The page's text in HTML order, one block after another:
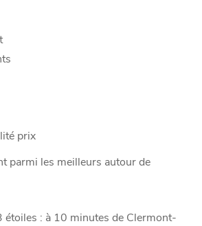
prix
parmi les meilleurs autour de
étoiles : à 10 minutes de Clermont-